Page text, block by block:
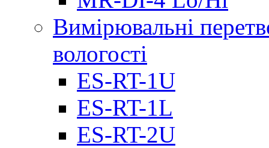
Вимірювальні
вологості
ES-RT-1U
ES-RT-1L
ES-RT-2U